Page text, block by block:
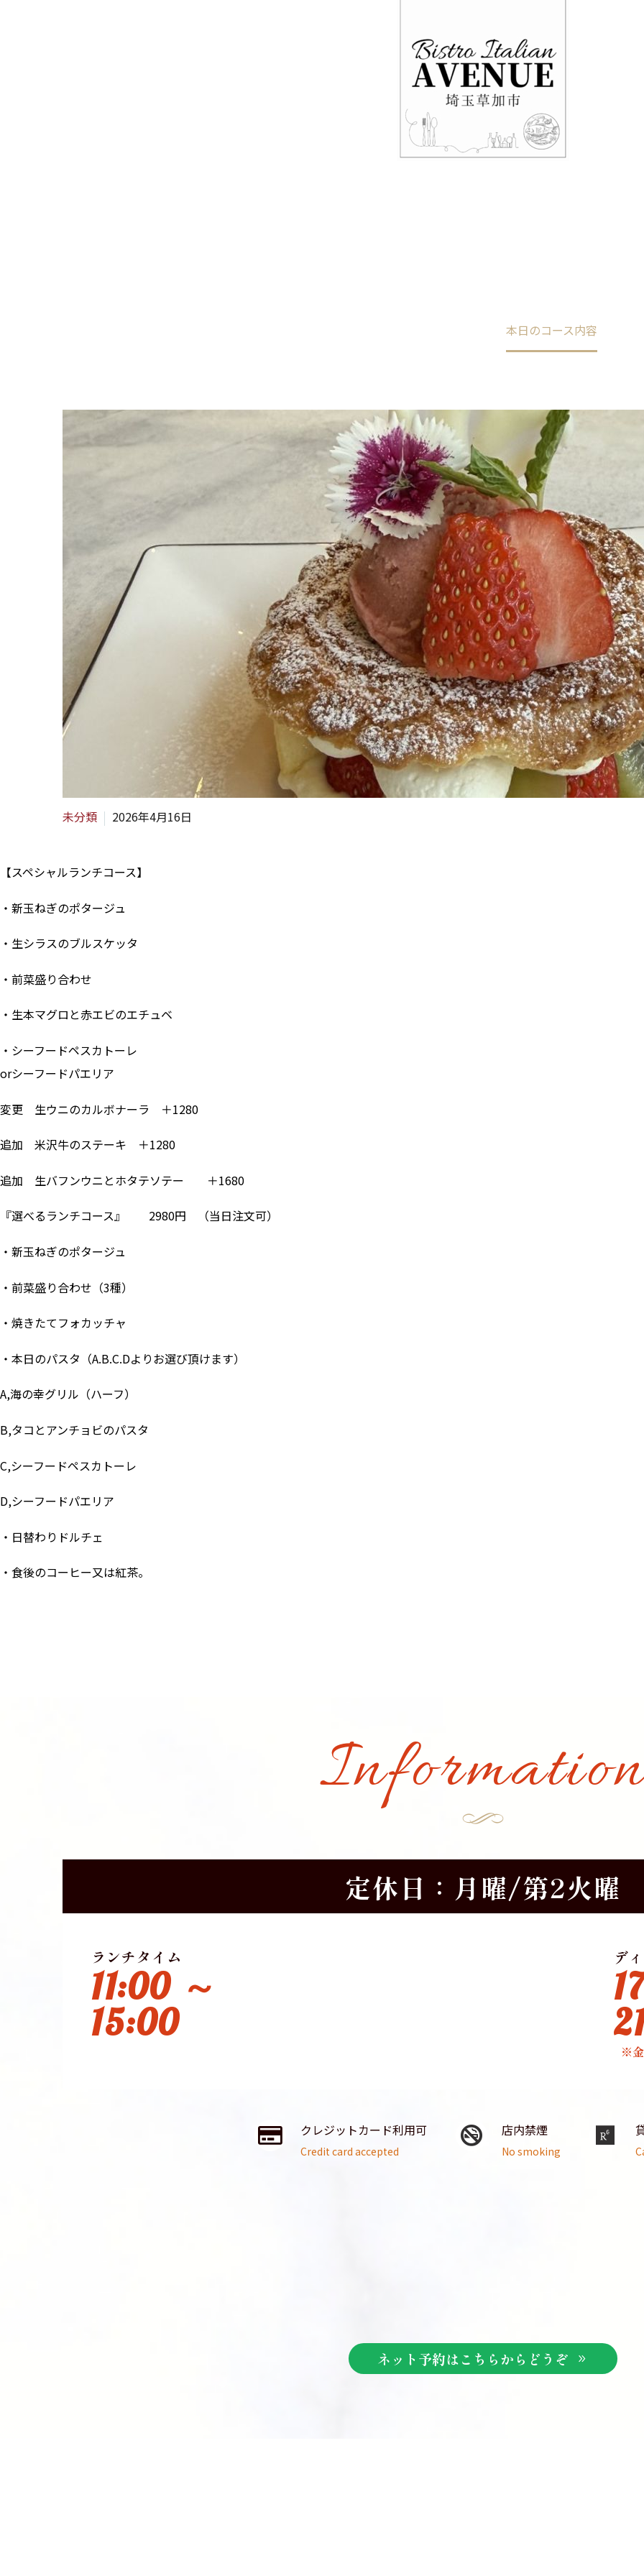
本日のコース内容
未分類 2026年4月16日
【スペシャルランチコース】
・新玉ねぎのポタージュ
・生シラスのブルスケッタ
・前菜盛り合わせ
・生本マグロと赤エビのエチュベ
・シーフードペスカトーレ
orシーフードパエリア
変更 生ウニのカルボナーラ ＋1280
追加 米沢牛のステーキ ＋1280
追加 生バフンウニとホタテソテー ＋1680
『選べるランチコース』 2980円 （当日注文可）
・新玉ねぎのポタージュ
・前菜盛り合わせ（3種）
・焼きたてフォカッチャ
・本日のパスタ（A.B.C.Dよりお選び頂けます）
A,海の幸グリル（ハーフ）
B,タコとアンチョビのパスタ
C,シーフードペスカトーレ
D,シーフードパエリア
・日替わりドルチェ
・食後のコーヒー又は紅茶。
定休日：月曜/第2火曜
ランチタイム
11:00 ～
15:00
デ
※
クレジットカード利用可
Credit card accepted
店内禁煙
No smoking
ネット予約はこちらからどうぞ